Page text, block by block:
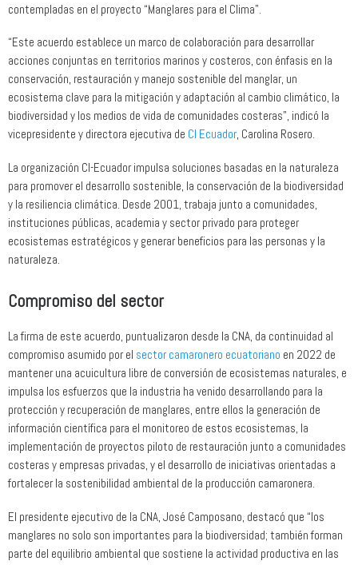
contempladas en el proyecto “Manglares para el Clima”.
“Este acuerdo establece un marco de colaboración para desarrollar
acciones conjuntas en territorios marinos y costeros, con énfasis en la
conservación, restauración y manejo sostenible del manglar, un
ecosistema clave para la mitigación y adaptación al cambio climático, la
biodiversidad y los medios de vida de comunidades costeras”, indicó la
vicepresidente y directora ejecutiva de CI Ecuador, Carolina Rosero.
La organización CI-Ecuador impulsa soluciones basadas en la naturaleza
para promover el desarrollo sostenible, la conservación de la biodiversidad
y la resiliencia climática. Desde 2001, trabaja junto a comunidades,
instituciones públicas, academia y sector privado para proteger
ecosistemas estratégicos y generar beneficios para las personas y la
naturaleza.
Compromiso del sector
La firma de este acuerdo, puntualizaron desde la CNA, da continuidad al
compromiso asumido por el sector camaronero ecuatoriano en 2022 de
mantener una acuicultura libre de conversión de ecosistemas naturales, e
impulsa los esfuerzos que la industria ha venido desarrollando para la
protección y recuperación de manglares, entre ellos la generación de
información científica para el monitoreo de estos ecosistemas, la
implementación de proyectos piloto de restauración junto a comunidades
costeras y empresas privadas, y el desarrollo de iniciativas orientadas a
fortalecer la sostenibilidad ambiental de la producción camaronera.
El presidente ejecutivo de la CNA, José Camposano, destacó que “los
manglares no solo son importantes para la biodiversidad; también forman
parte del equilibrio ambiental que sostiene la actividad productiva en las